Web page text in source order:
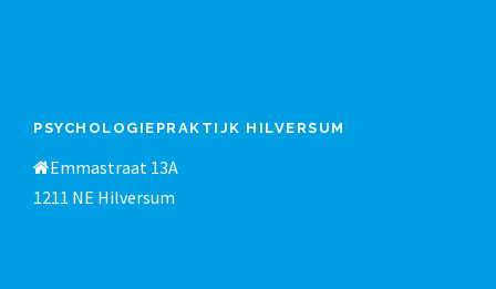
PSYCHOLOGIEPRAKTIJK HILVERSUM
Emmastraat 13A
1211 NE Hilversum